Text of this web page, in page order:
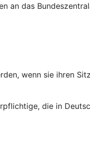
an das
wenn sie ihren
die in